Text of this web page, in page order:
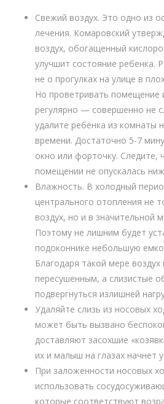
Свежий воздух. Это одно из
лечения. Комаровский
воздух, обогащенный
улучшит состояние ребенка.
не о прогулках на улице в
Но проветривать помещение
регулярно — совершенно не
удалите ребенка из комнаты
времени. Достаточно 5-7
окно или форточку. Следите,
помещении не опускалась
Влажность. В холодный
центрального отопления не
воздух, но и в значительной
Поэтому не лишним будет
подоконнике небольшую
Благодаря такой мере
пересушенным, а слизистые
подвергнуться излишней
Удаляйте слизь из носовых
может быть вызвано
доставляют засохшие
их и малыш на глазах начнет
При заложенности носовых
использовать
которые соответствуют